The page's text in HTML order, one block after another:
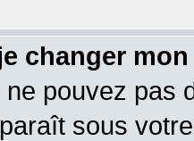
changer
pouvez pas
sous